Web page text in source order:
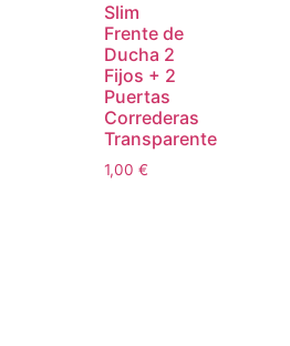
Slim
Frente de
Ducha 2
Fijos + 2
Puertas
Correderas
Transparente
1,00 €